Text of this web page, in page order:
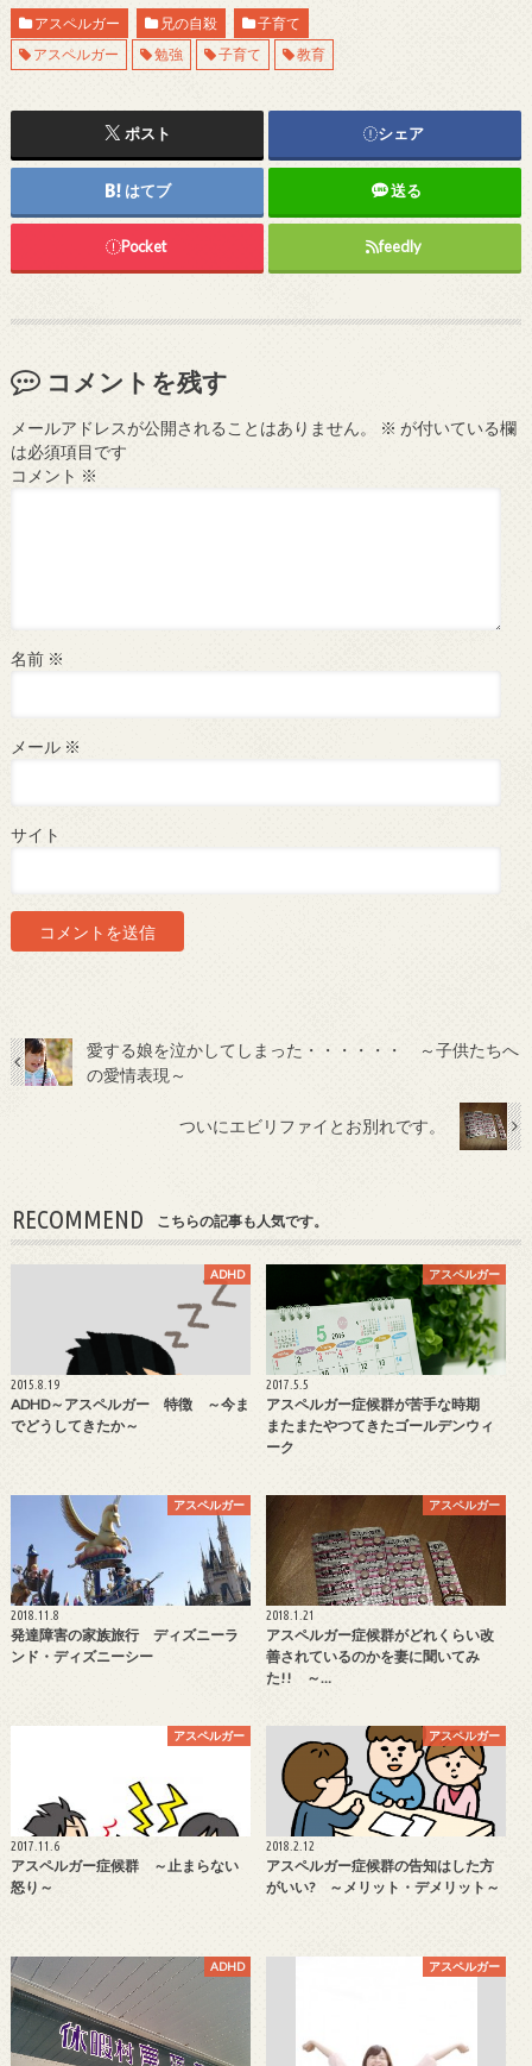
アスペルガー 兄の自殺
子育て
アスペルガー
勉強 子育て 教育
ポスト シェア
はてブ 送る
Pocket feedly
コメントを残す
メールアドレスが公開されることはありません。 ※ が付いている欄
は必須項目です
コメント ※
名前 ※
メール ※
サイト
愛する娘を泣かしてしまった・・・・・・ ～子供たちへ
の愛情表現～
ついにエビリファイとお別れです。
RECOMMEND こちらの記事も人気です。
ADHD
2015.8.19
ADHD～アスペルガー 特徴 ～今ま
でどうしてきたか～
アスペルガー
2017.5.5
アスペルガー症候群が苦手な時期
またまたやつてきたゴールデンウィ
ーク
アスペルガー
2018.11.8
発達障害の家族旅行 ディズニーラ
ンド・ディズニーシー
アスペルガー
2018.1.21
アスペルガー症候群がどれくらい改
善されているのかを妻に聞いてみ
た!! ～…
アスペルガー
2017.11.6
アスペルガー症候群 ～止まらない
怒り～
アスペルガー
2018.2.12
アスペルガー症候群の告知はした方
がいい? ～メリット・デメリット～
ADHD アスペルガー